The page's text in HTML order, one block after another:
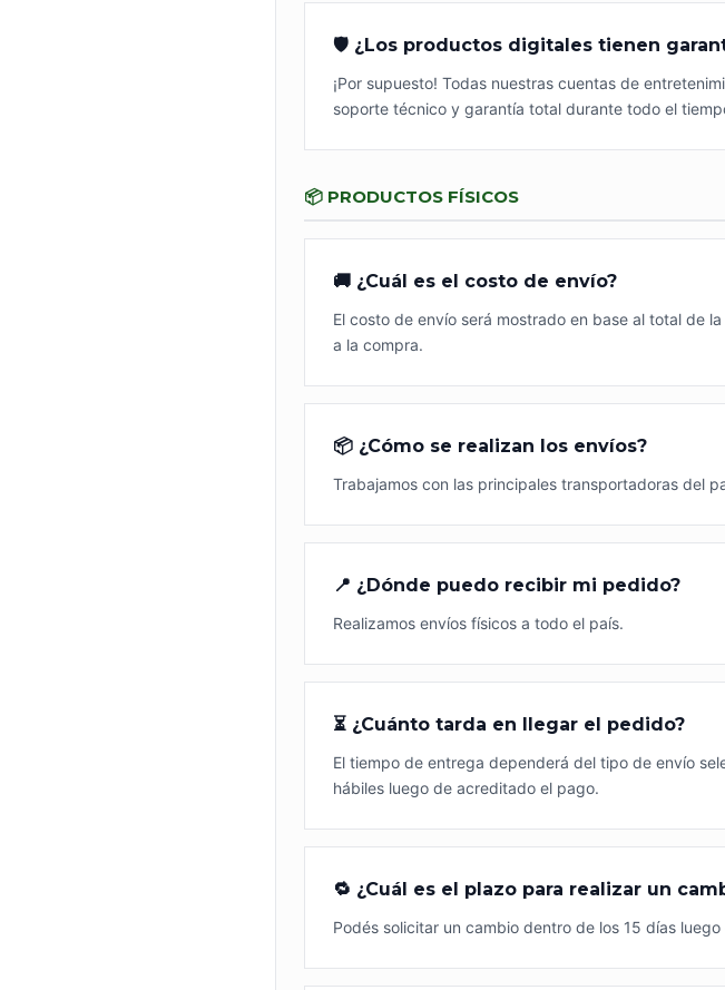
🛡️ ¿Los productos digitales tienen
¡Por supuesto! Todas nuestras cuentas de
soporte técnico y garantía total durante todo el
📦 PRODUCTOS FÍSICOS
🚚 ¿Cuál es el costo de envío?
El costo de envío será mostrado en base al total de
a la compra.
📦 ¿Cómo se realizan los envíos?
Trabajamos con las principales transportadoras del
📍 ¿Dónde puedo recibir mi pedido?
Realizamos envíos físicos a todo el país.
⏳ ¿Cuánto tarda en llegar el pedido?
El tiempo de entrega dependerá del tipo de envío
hábiles luego de acreditado el pago.
🔁 ¿Cuál es el plazo para realizar un
Podés solicitar un cambio dentro de los 15 días